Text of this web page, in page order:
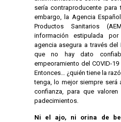
sería contraproducente para
embargo, la Agencia
Productos Sanitarios
información estipulada
agencia asegura a través del
que no hay dato
empeoramiento del COVID-
Entonces… ¿quién tiene la
tenga, lo mejor siempre será
confianza, para que
padecimientos.
Ni el ajo, ni orina de